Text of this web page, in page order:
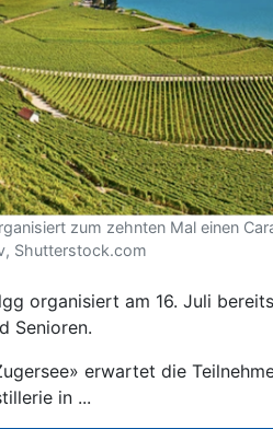
zum zehnten Mal einen
Shutterstock.com
organisiert am 16. Juli
Senioren.
erwartet die
in ...